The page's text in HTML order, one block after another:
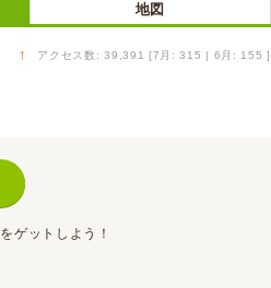
地図
↑ アクセス数: 39,391 [7月: 315 | 6月: 155 ]
をゲットしよう！